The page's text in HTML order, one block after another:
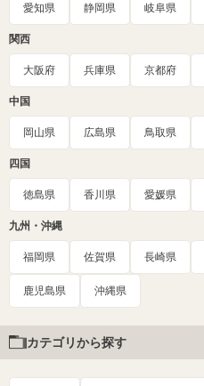
愛知県 静岡県 岐阜県
関西
大阪府 兵庫県 京都府
中国
岡山県 広島県 鳥取県
四国
徳島県 香川県 愛媛県
九州・沖縄
福岡県 佐賀県 長崎県
鹿児島県 沖縄県
カテゴリから探す